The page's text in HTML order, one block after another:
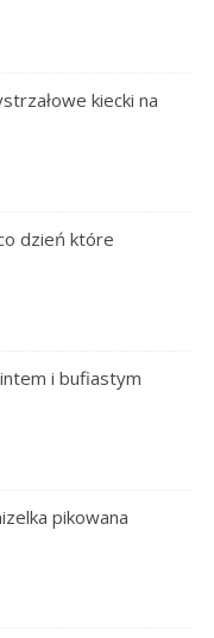
kiecki na
dzień które
i bufiastym
pikowana